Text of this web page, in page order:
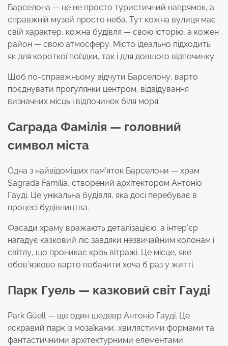
Барселона — це не просто туристичний напрямок, а
справжній музей просто неба. Тут кожна вулиця має
свій характер, кожна будівля — свою історію, а кожен
район — свою атмосферу. Місто ідеально підходить
як для короткої поїздки, так і для довшого відпочинку.
Щоб по-справжньому відчути Барселону, варто
поєднувати прогулянки центром, відвідування
визначних місць і відпочинок біля моря.
Саграда Фамілія — головний
символ міста
Одна з найвідоміших пам’яток Барселони — храм
Sagrada Família, створений архітектором Антоніо
Гауді. Це унікальна будівля, яка досі перебуває в
процесі будівництва.
Фасади храму вражають деталізацією, а інтер’єр
нагадує казковий ліс завдяки незвичайним колонам і
світлу, що проникає крізь вітражі. Це місце, яке
обов’язково варто побачити хоча б раз у житті.
Парк Гуель — казковий світ Гауді
Park Güell — ще один шедевр Антоніо Гауді. Це
яскравий парк із мозаїками, хвилястими формами та
фантастичними архітектурними елементами.